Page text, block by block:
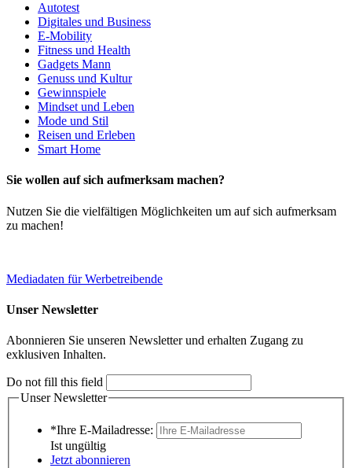
Autotest
Digitales und Business
E-Mobility
Fitness und Health
Gadgets Mann
Genuss und Kultur
Gewinnspiele
Mindset und Leben
Mode und Stil
Reisen und Erleben
Smart Home
Sie wollen auf sich aufmerksam machen?
Nutzen Sie die vielfältigen Möglichkeiten um auf sich aufmerksam
zu machen!
Mediadaten für Werbetreibende
Unser Newsletter
Abonnieren Sie unseren Newsletter und erhalten Zugang zu
exklusiven Inhalten.
Do not fill this field
Unser Newsletter
*Ihre E-Mailadresse:
Ist ungültig
Jetzt abonnieren